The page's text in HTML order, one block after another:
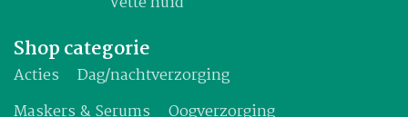
Shop categorie
Acties
Dag/nachtverzorging
Maskers & Serums
Oogverzorging